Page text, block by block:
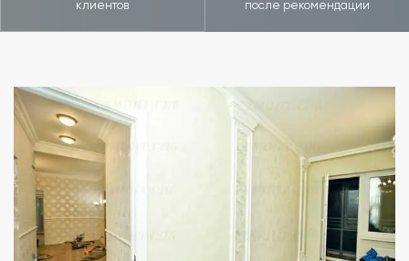
клиентов
после рекомендации